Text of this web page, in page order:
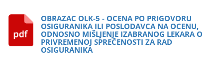
OBRAZAC OLK-5 - OCENA PO PRIGOVORU
OSIGURANIKA ILI POSLODAVCA NA OCENU,
ODNOSNO MIŠLJENJE IZABRANOG LEKARA O
PRIVREMENOJ SPREČENOSTI ZA RAD
OSIGURANIKA